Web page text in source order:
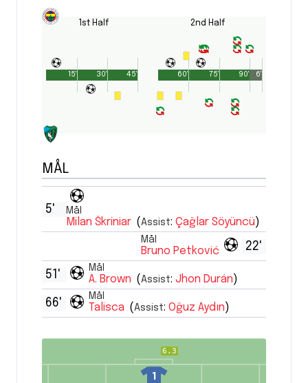
1st Half
45'
15' 30'
2nd Half
90'
60' 75' 6'
MÅL
Mål
Milan Škriniar (Assist:Çağlar Söyüncü)
5'
22'
Mål
Bruno Petković
Mål
A. Brown (Assist: Jhon Durán)
51'
Mål
Talisca (Assist: Oğuz Aydın)
66'
6.3
1